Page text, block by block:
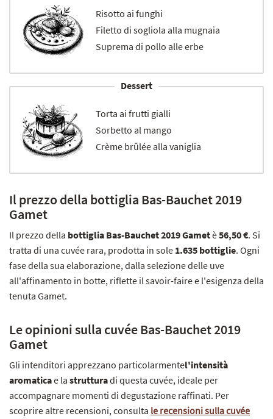
Risotto ai funghi
Filetto di sogliola alla mugnaia
Suprema di pollo alle erbe
Dessert
Torta ai frutti gialli
Sorbetto al mango
Crème brûlée alla vaniglia
Il prezzo della bottiglia Bas-Bauchet 2019
Gamet
Il prezzo della bottiglia Bas-Bauchet 2019 Gametè56,50 €. Si
tratta di una cuvée rara, prodotta in sole 1.635 bottiglie. Ogni
fase della sua elaborazione, dalla selezione delle uve
all'affinamento in botte, riflette il savoir-faire e l'esigenza della
tenuta Gamet.
Le opinioni sulla cuvée Bas-Bauchet 2019
Gamet
Gli intenditori apprezzano particolarmentel'intensità
aromaticae la strutturadi questa cuvée, ideale per
accompagnare momenti di degustazione raffinati. Per
scoprire altre recensioni, consulta le recensioni sulla cuvée